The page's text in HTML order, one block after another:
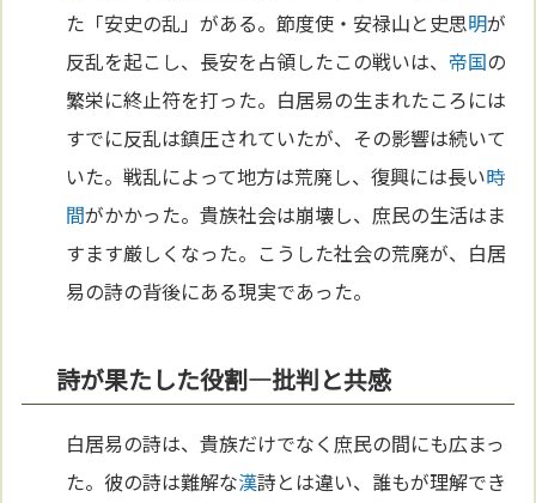
た「安史の乱」がある。節度使・安禄山と史思明が
反乱を起こし、長安を占領したこの戦いは、 帝国の
繁栄に終止符を打った。白居易の生まれたころには
すでに反乱は鎮圧されていたが、その影響は続いて
いた。戦乱によって地方は荒廃し、復興には長い時
間がかかった。貴族社会は崩壊し、庶民の生活はま
すます厳しくなった。こうした社会の荒廃が、白居
易の詩の背後にある現実であった。
詩が果たした役割—批判と共感
白居易の詩は、貴族だけでなく庶民の間にも広まっ
た。彼の詩は難解な漢詩とは違い、誰もが理解でき